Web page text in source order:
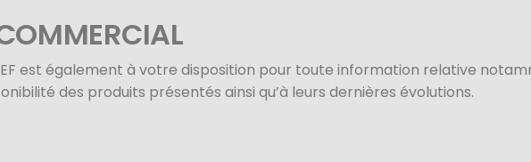
est également à votre disposition pour toute information relative
des produits présentés ainsi qu’à leurs dernières évolutions.